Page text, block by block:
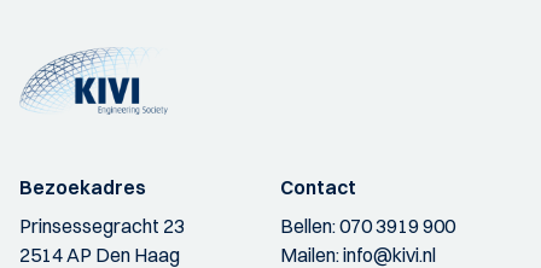
Bezoekadres
Prinsessegracht 23
2514 AP Den Haag
Contact
Bellen:070 3919 900
Mailen:info@kivi.nl